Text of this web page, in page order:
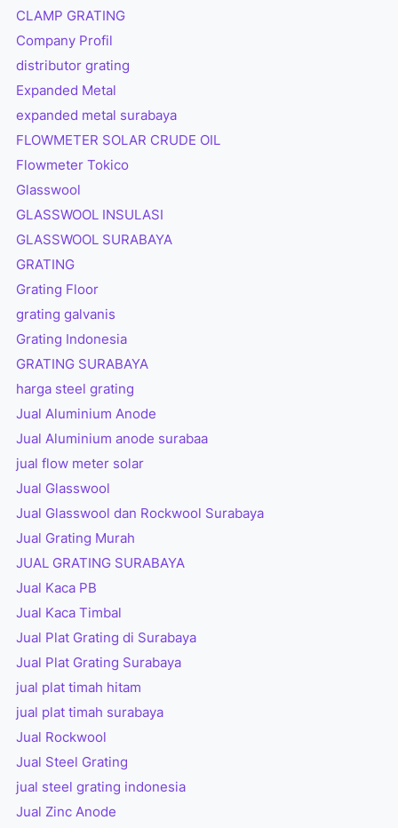
CLAMP GRATING
Company Profil
distributor grating
Expanded Metal
expanded metal surabaya
FLOWMETER SOLAR CRUDE OIL
Flowmeter Tokico
Glasswool
GLASSWOOL INSULASI
GLASSWOOL SURABAYA
GRATING
Grating Floor
grating galvanis
Grating Indonesia
GRATING SURABAYA
harga steel grating
Jual Aluminium Anode
Jual Aluminium anode surabaa
jual flow meter solar
Jual Glasswool
Jual Glasswool dan Rockwool Surabaya
Jual Grating Murah
JUAL GRATING SURABAYA
Jual Kaca PB
Jual Kaca Timbal
Jual Plat Grating di Surabaya
Jual Plat Grating Surabaya
jual plat timah hitam
jual plat timah surabaya
Jual Rockwool
Jual Steel Grating
jual steel grating indonesia
Jual Zinc Anode